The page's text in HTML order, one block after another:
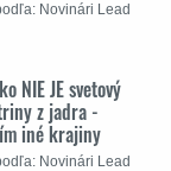
Novinári Lead
NIE JE svetový
z jadra -
iné krajiny
Novinári Lead